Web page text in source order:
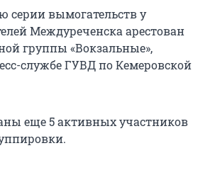
серии вымогательств у
Междуреченска арестован
группы «Вокзальные»,
службе ГУВД по Кемеровской
еще 5 активных участников